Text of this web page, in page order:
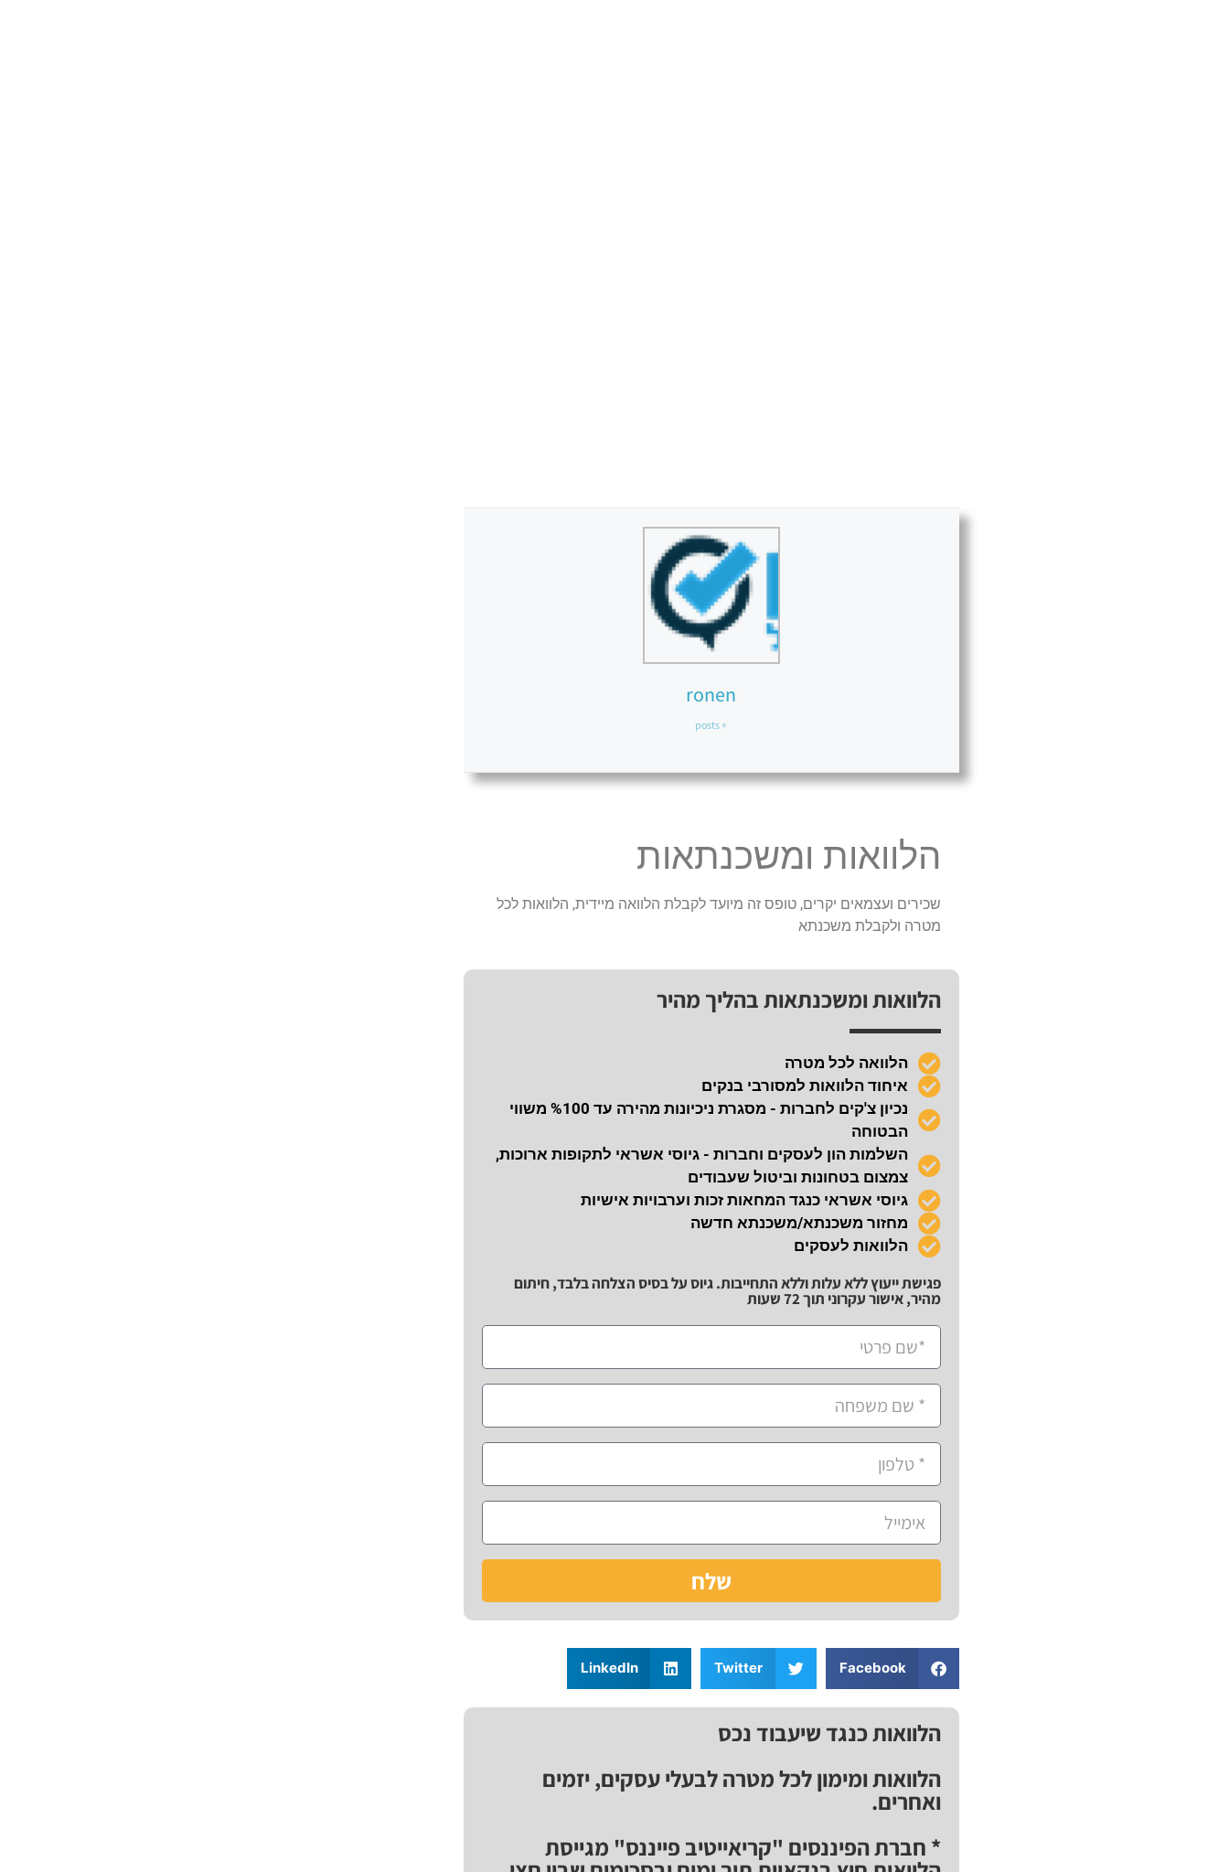
ronen
+ posts
הלוואות ומשכנתאות
שכירים ועצמאים יקרים, טופס זה מיועד לקבלת הלוואה מיידית, הלוואות לכל
מטרה ולקבלת משכנתא
הלוואות ומשכנתאות בהליך מהיר
הלוואה לכל מטרה
איחוד הלוואות למסורבי בנקים
נכיון צ'קים לחברות - מסגרת ניכיונות מהירה עד %100 משווי
הבטוחה
השלמות הון לעסקים וחברות - גיוסי אשראי לתקופות ארוכות,
צמצום בטחונות וביטול שעבודים
גיוסי אשראי כנגד המחאות זכות וערבויות אישיות
מחזור משכנתא/משכנתא חדשה
הלוואות לעסקים
פגישת ייעוץ ללא עלות וללא התחייבות. גיוס על בסיס הצלחה בלבד, חיתום
מהיר, אישור עקרוני תוך 72 שעות
שלח
Facebook
Twitter
LinkedIn
הלוואות כנגד שיעבוד נכס
הלוואות ומימון לכל מטרה לבעלי עסקים, יזמים
ואחרים.
* חברת הפיננסים "קריאייטיב פייננס" מגייסת